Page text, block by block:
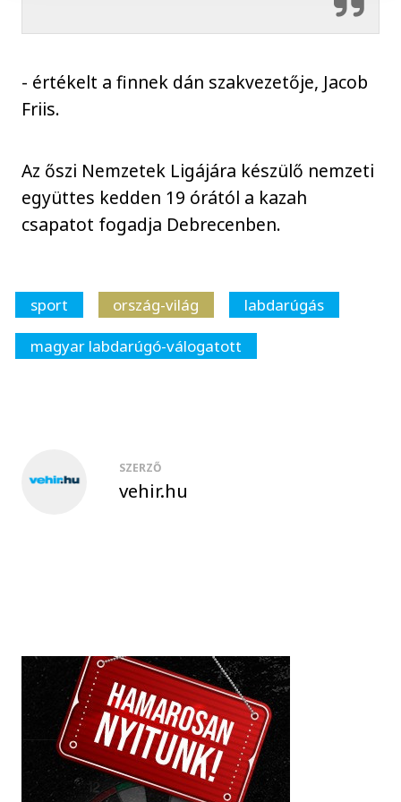
- értékelt a finnek dán szakvezetője, Jacob
Friis.
Az őszi Nemzetek Ligájára készülő nemzeti
együttes kedden 19 órától a kazah
csapatot fogadja Debrecenben.
sport ország-világ
labdarúgás
magyar labdarúgó-válogatott
SZERZŐ
vehir.hu